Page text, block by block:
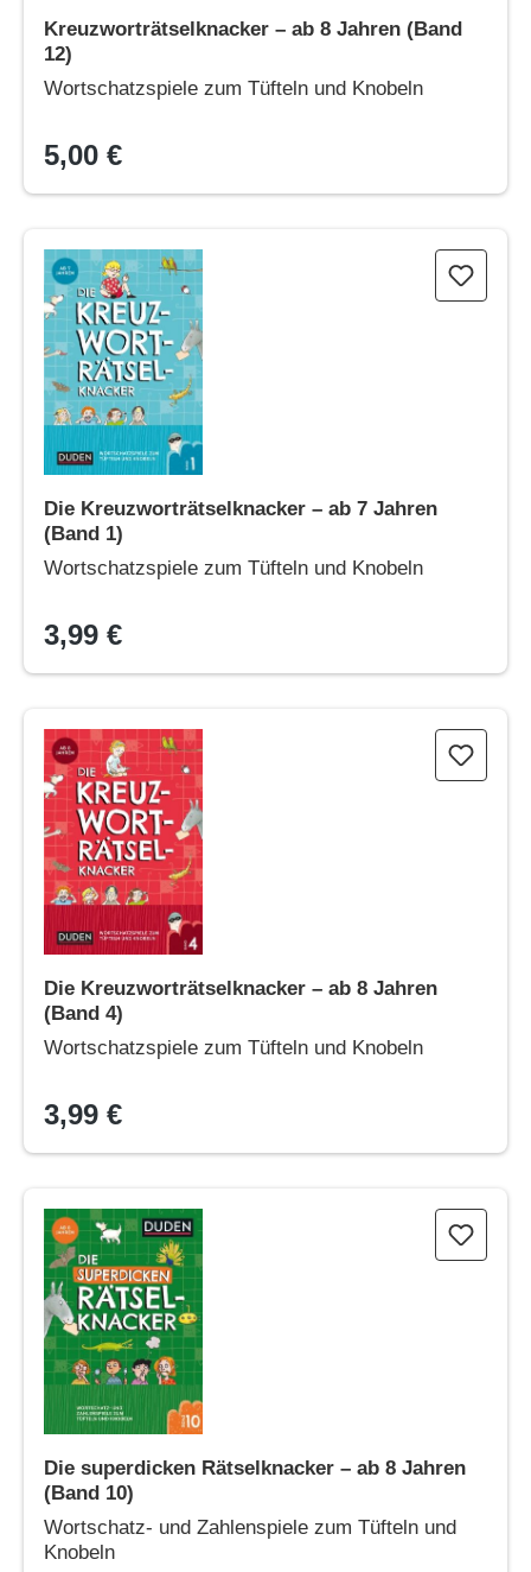
Kreuzworträtselknacker – ab 8 Jahren (Band
12)
Wortschatzspiele zum Tüfteln und Knobeln
5,00 €
Die Kreuzworträtselknacker – ab 7 Jahren (Band 1)
Die Kreuzworträtselknacker – ab 7 Jahren
(Band 1)
Wortschatzspiele zum Tüfteln und Knobeln
3,99 €
Die Kreuzworträtselknacker – ab 8 Jahren (Band 4)
Die Kreuzworträtselknacker – ab 8 Jahren
(Band 4)
Wortschatzspiele zum Tüfteln und Knobeln
3,99 €
Die superdicken Rätselknacker – ab 8 Jahren (Band 10)
Die superdicken Rätselknacker – ab 8 Jahren
(Band 10)
Wortschatz- und Zahlenspiele zum Tüfteln und
Knobeln